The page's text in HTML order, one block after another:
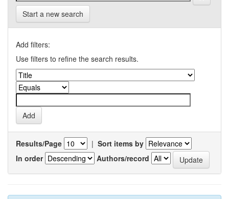
Start a new search
Add filters:
Use filters to refine the search results.
Results/Page | Sort items by
In order
Authors/record